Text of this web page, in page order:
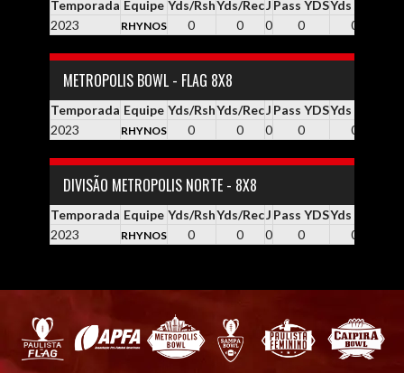
Temporada Equipe Yds/RshYds/RecJ Pass YDSYds / Pass
2023
RHYNOS 0 0 0 0 0.0
METROPOLIS BOWL - FLAG 8X8
Temporada Equipe Yds/RshYds/RecJ Pass YDSYds / Pass
2023
RHYNOS 0 0 0 0 0.0
DIVISÃO METROPOLIS NORTE - 8X8
Temporada Equipe Yds/RshYds/RecJ Pass YDSYds / Pass
2023
RHYNOS 0 0 0 0 0.0